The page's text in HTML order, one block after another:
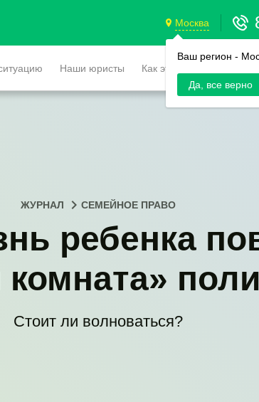
Москва
Ваш регион -
Да, все верно
Наши юристы Как это работает
ЖУРНАЛ СЕМЕЙНОЕ ПРАВО
ребенка
комната»
Стоит ли волноваться?